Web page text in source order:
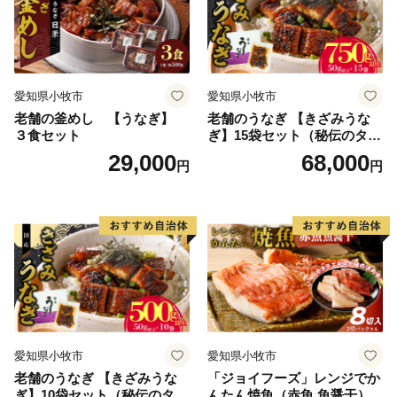
愛知県小牧市
老舗の釜めし 【うなぎ】
３食セット
29,000円
愛知県小牧市
老舗のうなぎ 【きざみうな
ぎ】15袋セット（秘伝のタレ
68,000円
愛知県小牧市
老舗のうなぎ 【きざみうな
愛知県小牧市
「ジョイフーズ」レンジでか